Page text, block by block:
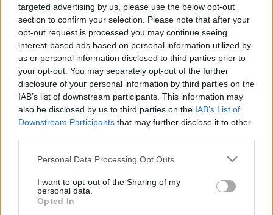
targeted advertising by us, please use the below opt-out
section to confirm your selection. Please note that after your
opt-out request is processed you may continue seeing
interest-based ads based on personal information utilized by
us or personal information disclosed to third parties prior to
your opt-out. You may separately opt-out of the further
disclosure of your personal information by third parties on the
IAB’s list of downstream participants. This information may
also be disclosed by us to third parties on the IAB’s List of
Downstream Participants that may further disclose it to other
Please note that this website/app uses one or more Google
not limited to your visit or usage behaviour. You may click to
grant or deny consent to Google and its third-party tags to
use your data for below specified purposes in below Google
Personal Data Processing Opt Outs
I want to opt-out of the Sharing of my
personal data.
Opted In
Spórolási tipp: készíts házi
zsemlemorzsát
BDK•2024. február 15.
Te is sokszor jártál már úgy, hogy ki kellett dobnod a
kenyeret, mert már túl száraz volt? Néha ehetünk
pirítóst, de mindig az sem megoldás. Ilyenkor mit
tudunk tenni, kidobjuk a szemétbe. De van más
nem…